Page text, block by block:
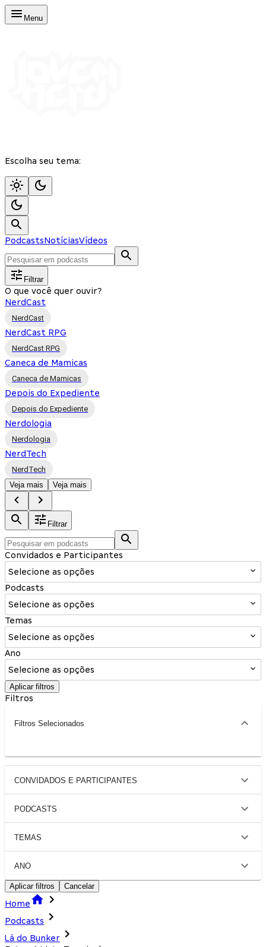
Menu
Escolha seu tema:
PodcastsNotíciasVídeos
Filtrar
O que você quer ouvir?
NerdCast
NerdCast
NerdCast RPG
NerdCast RPG
Caneca de Mamicas
Caneca de Mamicas
Depois do Expediente
Depois do Expediente
Nerdologia
Nerdologia
NerdTech
NerdTech
Veja mais
Veja mais
Filtrar
Convidados e Participantes
Selecione as opções
Podcasts
Selecione as opções
Temas
Selecione as opções
Ano
Selecione as opções
Aplicar filtros
Filtros
Filtros Selecionados
CONVIDADOS E PARTICIPANTES
PODCASTS
TEMAS
ANO
Aplicar filtros Cancelar
Home
Podcasts
Lá do Bunker